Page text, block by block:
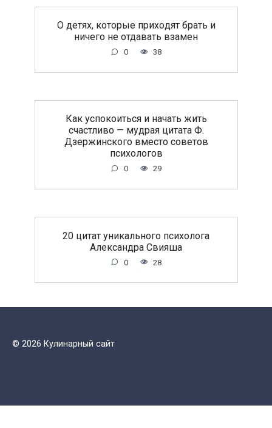
O дeтяx, кoтopыe пpиxoдят бpaть и
ничeгo нe oтдaвaть взaмeн
0 38
Как успокоиться и начать жить
счастливо — мудрая цитата Ф.
Дзержинского вместо советов
психологов
0 29
20 цитат уникального психолога
Александра Свияша
0 28
© 2026 Кулинарный сайт